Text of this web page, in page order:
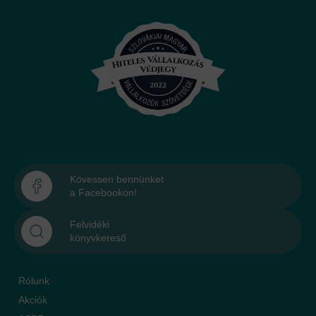
Kövessen bennünket
a Facebookon!
Felvidéki
könyvkereső
Rólunk
Akciók